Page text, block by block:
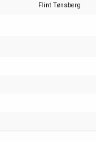
Flint Tønsberg